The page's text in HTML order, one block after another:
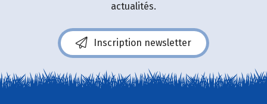
actualités.
Inscription newsletter